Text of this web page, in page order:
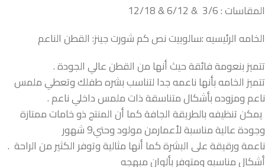
المقاسات : 3/6 & 6/12 & 12/18
الخامه الرئيسيه :سالوبيت نص كم شورت جينز: القطن الناعم
تتميز بنعومة فائقة حيث أنها من القطن عالي الجودة .
تتميز الخامه بأنها ناعمه جدا لتناسب بشره طفلك وتعطي ملمس
ناعم ومزوده بأشكال متناسقة ذات ملمس داخلي ناعم .
يمكن تنظيفه بالطريقة الجافة كما أن المنتج ذو خامات ممتازة
وجودة عالية مناسبة لأعمارمن مولود وحتي9 شهور
ناعمة ورقيقة على البشرة كما أنها مثالية وتوفر الكثير من الراحة .
أشكال مناسبه ومتوفر بألوان مبهجه